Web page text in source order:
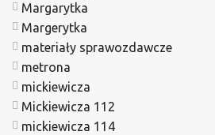
Margarytka
Margerytka
materiały sprawozdawcze
metrona
mickiewicza
Mickiewicza 112
mickiewicza 114